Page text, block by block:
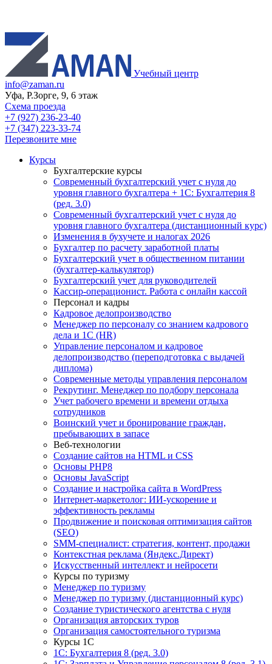
Учебный центр
info@zaman.ru
Уфа, Р.Зорге, 9, 6 этаж
Схема проезда
+7 (927) 236-23-40
+7 (347) 223-33-74
Перезвоните мне
Курсы
Бухгалтерские курсы
Современный бухгалтерский учет с нуля до
уровня главного бухгалтера + 1С: Бухгалтерия 8
(ред. 3.0)
Современный бухгалтерский учет с нуля до
уровня главного бухгалтера (дистанционный курс)
Изменения в бухучете и налогах 2026
Бухгалтер по расчету заработной платы
Бухгалтерский учет в общественном питании
(бухгалтер-калькулятор)
Бухгалтерский учет для руководителей
Кассир-операционист. Работа с онлайн кассой
Персонал и кадры
Кадровое делопроизводство
Менеджер по персоналу со знанием кадрового
дела и 1С (HR)
Управление персоналом и кадровое
делопроизводство (переподготовка с выдачей
диплома)
Современные методы управления персоналом
Рекрутинг. Менеджер по подбору персонала
Учет рабочего времени и времени отдыха
сотрудников
Воинский учет и бронирование граждан,
пребывающих в запасе
Веб-технологии
Создание сайтов на HTML и СSS
Основы PHP8
Основы JavaScript
Создание и настройка сайта в WordPress
Интернет-маркетолог: ИИ-ускорение и
эффективность рекламы
Продвижение и поисковая оптимизация сайтов
(SEO)
SMM-специалист: стратегия, контент, продажи
Контекстная реклама (Яндекс.Директ)
Искусственный интеллект и нейросети
Курсы по туризму
Менеджер по туризму
Менеджер по туризму (дистанционный курс)
Создание туристического агентства с нуля
Организация авторских туров
Организация самостоятельного туризма
Курсы 1С
1С: Бухгалтерия 8 (ред. 3.0)